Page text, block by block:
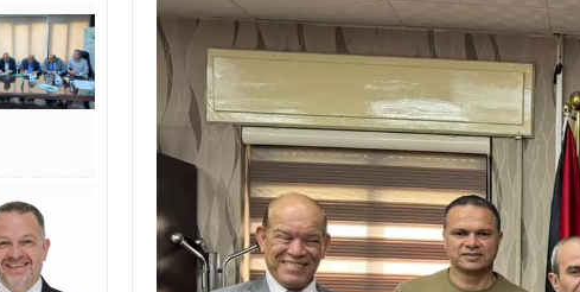
الملك يلتقي مجموعة من الملك يتلقى اتصالا هاتفيا من العاهل البحريني
عارف بيك فريحات.. مبارك وبكم تزهو